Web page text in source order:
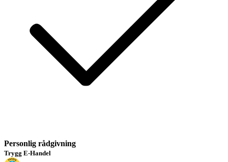
Personlig rådgivning
Trygg E-Handel